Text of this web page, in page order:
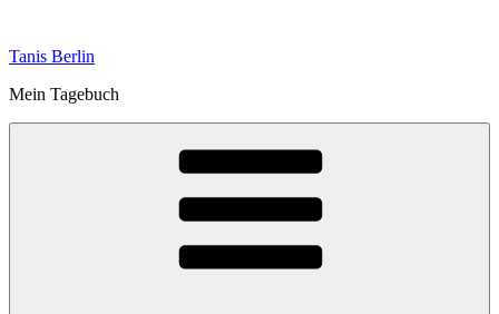
springen
Tanis Berlin
Mein Tagebuch